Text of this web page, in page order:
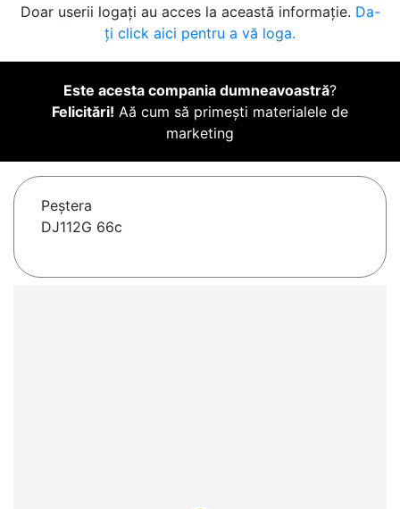
Doar userii logați au acces la această informație. Da-
ți click aici pentru a vă loga.
Este acesta compania dumneavoastră?
Felicitări! Aă cum să primești materialele de
marketing
Peştera
DJ112G 66c